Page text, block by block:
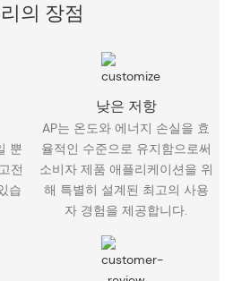
의 장점
뿐
전
습
낮은 저항
AP는 온도와 에너지 손실을 효
율적인 수준으로 유지함으로써
소비자 제품 애플리케이션을 위
해 특별히 설계된 최고의 사용
자 경험을 제공합니다.